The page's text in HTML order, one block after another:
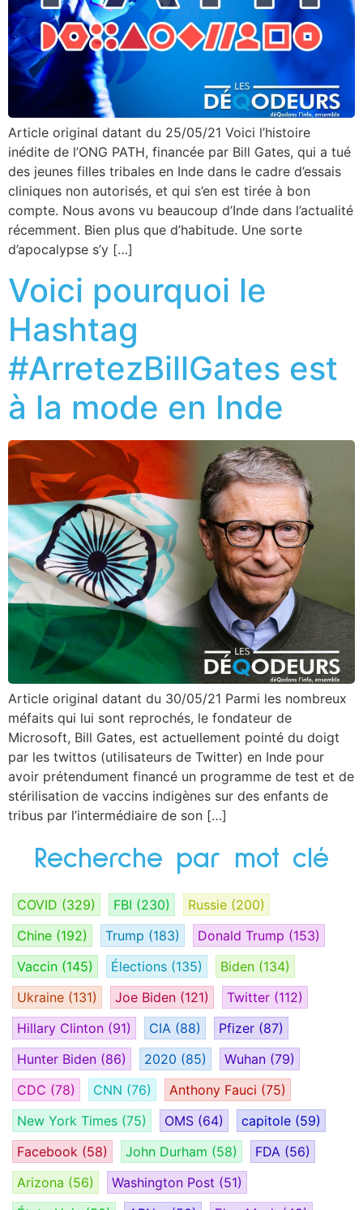
Article original datant du 25/05/21 Voici l’histoire
inédite de l’ONG PATH, financée par Bill Gates, qui a tué
des jeunes filles tribales en Inde dans le cadre d’essais
cliniques non autorisés, et qui s’en est tirée à bon
compte. Nous avons vu beaucoup d’Inde dans l’actualité
récemment. Bien plus que d’habitude. Une sorte
d’apocalypse s’y […]
Voici pourquoi le
Hashtag
#ArretezBillGates est
à la mode en Inde
Article original datant du 30/05/21 Parmi les nombreux
méfaits qui lui sont reprochés, le fondateur de
Microsoft, Bill Gates, est actuellement pointé du doigt
par les twittos (utilisateurs de Twitter) en Inde pour
avoir prétendument financé un programme de test et de
stérilisation de vaccins indigènes sur des enfants de
tribus par l’intermédiaire de son […]
Recherche par mot clé
COVID (329) FBI (230) Russie (200)
Chine (192) Trump (183) Donald Trump (153)
Vaccin (145) Élections (135) Biden (134)
Ukraine (131) Joe Biden (121) Twitter (112)
Hillary Clinton (91) CIA (88) Pfizer (87)
Hunter Biden (86) 2020 (85) Wuhan (79)
CDC (78) CNN (76) Anthony Fauci (75)
New York Times (75) OMS (64) capitole (59)
Facebook (58) John Durham (58) FDA (56)
Arizona (56) Washington Post (51)